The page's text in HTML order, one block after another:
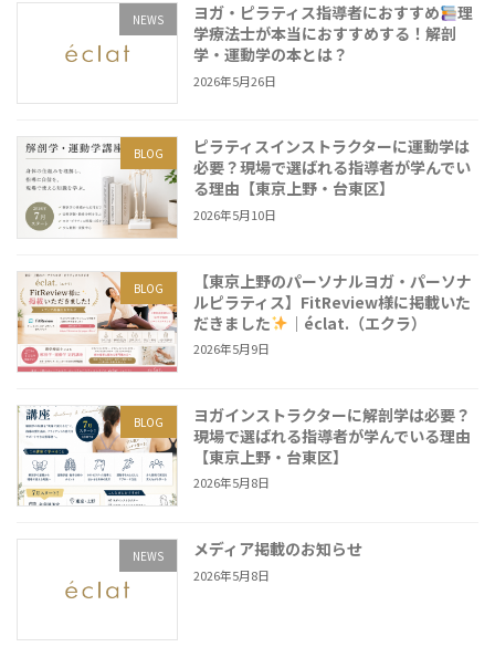
NEWS ヨガ・ピラティス指導者におすすめ
理
学療法士が本当におすすめする！解剖
学・運動学の本とは？
2026年5月26日
BLOG
ピラティスインストラクターに運動学は
必要？現場で選ばれる指導者が学んでい
る理由【東京上野・台東区】
2026年5月10日
BLOG
【東京上野のパーソナルヨガ・パーソナ
ルピラティス】FitReview様に掲載いた
だきました
｜éclat.（エクラ）
2026年5月9日
BLOG
ヨガインストラクターに解剖学は必要？
現場で選ばれる指導者が学んでいる理由
【東京上野・台東区】
2026年5月8日
NEWS メディア掲載のお知らせ
2026年5月8日